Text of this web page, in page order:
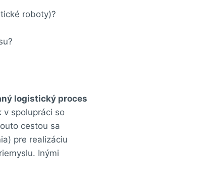
roboty)?
logistický proces
v spolupráci so
cestou sa
pre realizáciu
Inými